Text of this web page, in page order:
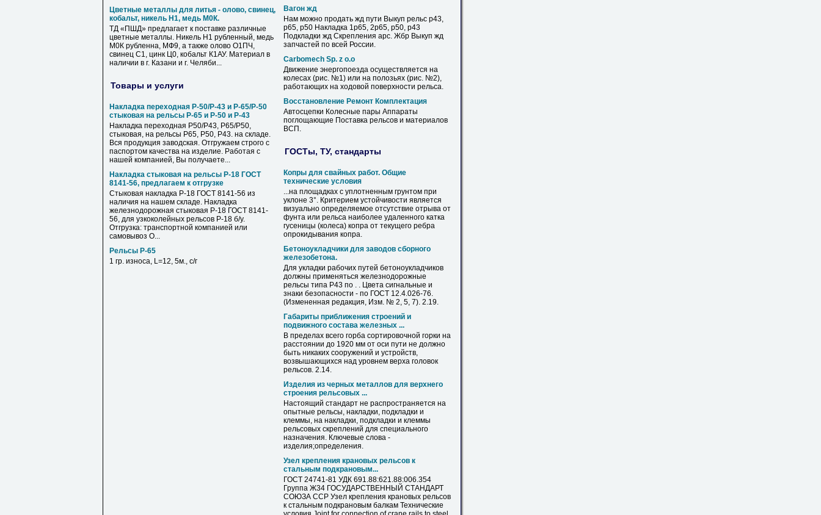
Цветные металлы для литья - олово, свинец,
кобальт, никель Н1, медь М0К.
ТД «ПШД» предлагает к поставке различные
цветные металлы. Никель Н1 рубленный, медь
М0К рубленна, МФ9, а также олово О1ПЧ,
свинец С1, цинк Ц0, кобальт К1АУ. Материал в
наличии в г. Казани и г. Челяби...
Товары и услуги
Накладка переходная Р-50/Р-43 и Р-65/Р-50
стыковая на рельсы Р-65 и Р-50 и Р-43
Накладка переходная Р50/Р43, Р65/Р50,
стыковая, на рельсы Р65, Р50, Р43. на складе.
Вся продукция заводская. Отгружаем строго с
паспортом качества на изделие. Работая с
нашей компанией, Вы получаете...
Накладка стыковая на рельсы Р-18 ГОСТ
8141-56, предлагаем к отгрузке
Стыковая накладка Р-18 ГОСТ 8141-56 из
наличия на нашем складе. Накладка
железнодорожная стыковая Р-18 ГОСТ 8141-
56, для узкоколейных рельсов Р-18 б/у.
Отгрузка: транспортной компанией или
самовывоз О...
Рельсы Р-65
1 гр. износа, L=12, 5м., с/г
Вагон жд
Нам можно продать жд пути Выкуп рельс р43,
р65, р50 Накладка 1р65, 2р65, р50, р43
Подкладки жд Скрепления арс. Жбр Выкуп жд
запчастей по всей России.
Carbomech Sp. z o.o
Движение энергопоезда осуществляется на
колесах (рис. №1) или на полозьях (рис. №2),
работающих на ходовой поверхности рельса.
Восстановление Ремонт Комплектация
Автосцепки Колесные пары Аппараты
поглощающие Поставка рельсов и материалов
ВСП.
ГОСТы, ТУ, стандарты
Копры для свайных работ. Общие
технические условия
...на площадках с уплотненным грунтом при
уклоне 3°. Критерием устойчивости является
визуально определяемое отсутствие отрыва от
фунта или рельса наиболее удаленного катка
гусеницы (колеса) копра от текущего ребра
опрокидывания копра.
Бетоноукладчики для заводов сборного
железобетона.
Для укладки рабочих путей бетоноукладчиков
должны применяться железнодорожные
рельсы типа Р43 по . . Цвета сигнальные и
знаки безопасности - по ГОСТ 12.4.026-76.
(Измененная редакция, Изм. № 2, 5, 7). 2.19.
Габариты приближения строений и
подвижного состава железных ...
В пределах всего горба сортировочной горки на
расстоянии до 1920 мм от оси пути не должно
быть никаких сооружений и устройств,
возвышающихся над уровнем верха головок
рельсов. 2.14.
Изделия из черных металлов для верхнего
строения рельсовых ...
Настоящий стандарт не распространяется на
опытные рельсы, накладки, подкладки и
клеммы, на накладки, подкладки и клеммы
рельсовых скреплений для специального
назначения. Ключевые слова -
изделия;определения.
Узел крепления крановых рельсов к
стальным подкрановым...
ГОСТ 24741-81 УДК 691.88:621.88:006.354
Группа Ж34 ГОСУДАРСТВЕННЫЙ СТАНДАРТ
СОЮЗА ССР Узел крепления крановых рельсов
к стальным подкрановым балкам Технические